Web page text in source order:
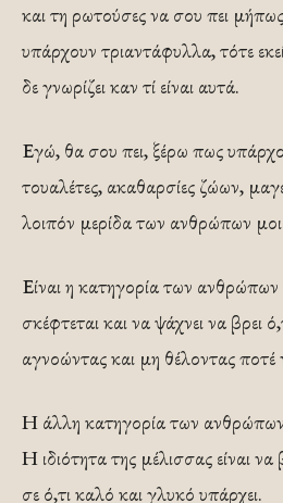
και τη ρωτούσες να σου πει
υπάρχουν τριαντάφυλλα, τότε
δε γνωρίζει καν τί είναι αυτά.
Εγώ, θα σου πει, ξέρω πως
τουαλέτες, ακαθαρσίες ζώων,
λοιπόν μερίδα των ανθρώπων
Είναι η κατηγορία των ανθρώπων
σκέφτεται και να ψάχνει να βρει
αγνοώντας και μη θέλοντας
Η άλλη κατηγορία των ανθρώπων
Η ιδιότητα της μέλισσας είναι να
σε ό,τι καλό και γλυκό υπάρχει.